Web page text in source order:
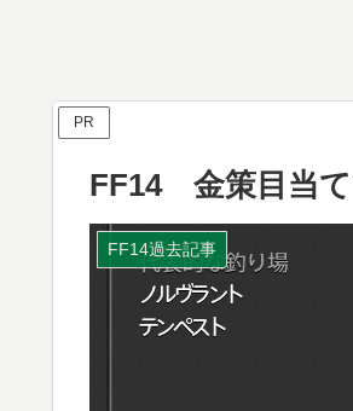
PR
FF14 金策目当
FF14過去記事